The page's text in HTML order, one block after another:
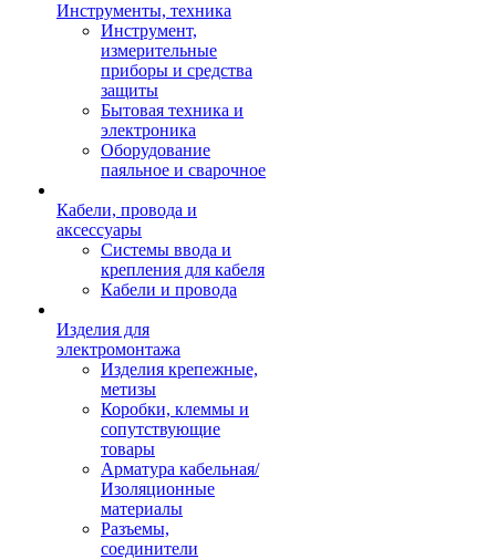
Инструменты, техника
Инструмент,
измерительные
приборы и средства
защиты
Бытовая техника и
электроника
Оборудование
паяльное и сварочное
Кабели, провода и
аксессуары
Системы ввода и
крепления для кабеля
Кабели и провода
Изделия для
электромонтажа
Изделия крепежные,
метизы
Коробки, клеммы и
сопутствующие
товары
Арматура кабельная/
Изоляционные
материалы
Разъемы,
соединители